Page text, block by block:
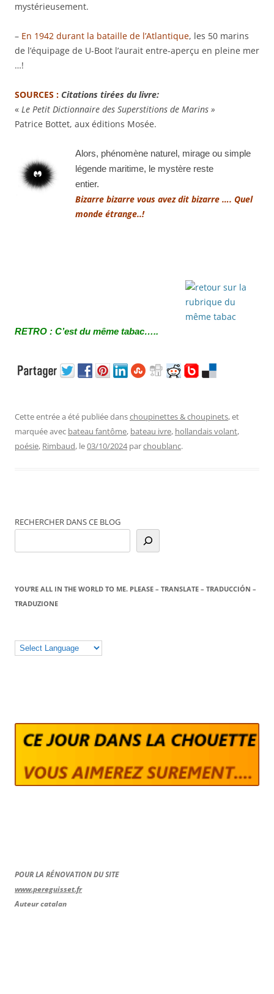
mystérieusement.
– En 1942 durant la bataille de l’Atlantique, les 50 marins
de l’équipage de U-Boot l’aurait entre-aperçu en pleine mer
…!
SOURCES : Citations tirées du livre:
« Le Petit Dictionnaire des Superstitions de Marins »
Patrice Bottet, aux éditions Mosée.
Alors, phénomène naturel, mirage ou simple
légende maritime, le mystère reste
entier.
Bizarre bizarre vous avez dit bizarre …. Quel
monde étrange..!
RETRO : C’est du même tabac…..
Cette entrée a été publiée danschoupinettes & choupinets, et
marquée avec bateau fantôme, bateau ivre, hollandais volant,
poésie, Rimbaud, le03/10/2024 parchoublanc.
RECHERCHER DANS CE BLOG
YOU’RE ALL IN THE WORLD TO ME. PLEASE – TRANSLATE – TRADUCCIÓN –
TRADUZIONE
POUR LA RÉNOVATION DU SITE
www.pereguisset.fr
Auteur catalan